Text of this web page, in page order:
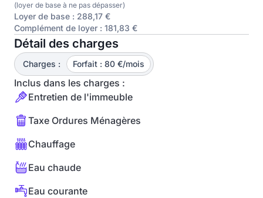
(loyer de base à ne pas dépasser)
Loyer de base : 288,17 €
Complément de loyer : 181,83 €
Détail des charges
Charges : Forfait : 80 €/mois
Inclus dans les charges :
Entretien de l'immeuble
Taxe Ordures Ménagères
Chauffage
Eau chaude
Eau courante